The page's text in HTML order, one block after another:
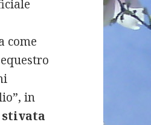
come
in
stivata